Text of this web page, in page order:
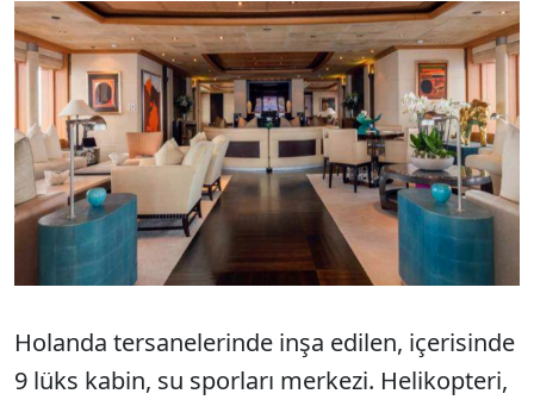
Holanda tersanelerinde inşa edilen, içerisinde
9 lüks kabin, su sporları merkezi. Helikopteri,